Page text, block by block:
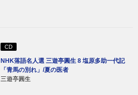
CD
NHK落語名人選 三遊亭圓生 8 塩原多助一代記
「青馬の別れ」/夏の医者
三遊亭圓生